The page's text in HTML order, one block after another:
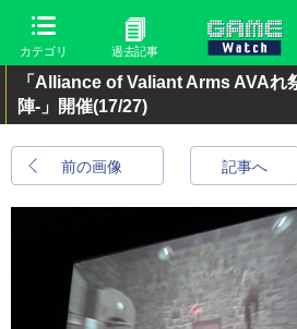
カテゴリ 過去記事
「Alliance of Valiant Arms AVAれ
陣-」開催(17/27)
前の画像 記事へ